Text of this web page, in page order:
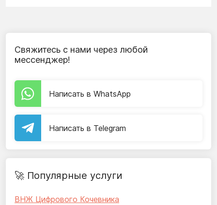
Свяжитесь с нами через любой
мессенджер!
Написать в WhatsApp
Написать в Telegram
🚀 Популярные услуги
ВНЖ Цифрового Кочевника